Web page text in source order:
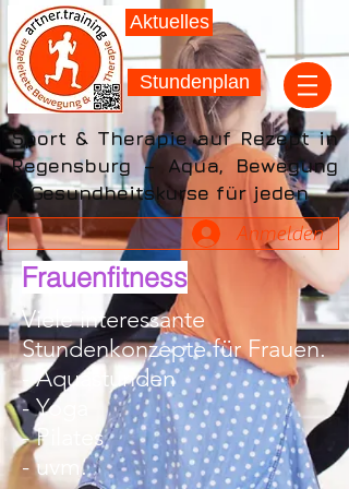
Aktuelles
Stundenplan
Sport & Therapie auf Rezept in
Regensburg – Aqua, Bewegung
& Gesundheitskurse für jeden
Anmelden
Frauenfitness
Viele interessante
Stundenkonzepte für Frauen.
- Aquastunden
- Yoga
- Pilates
- uvm.